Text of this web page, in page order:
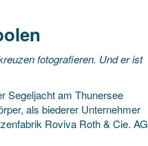
fotografieren. Und er ist
Segeljacht am Thunersee
als biederer Unternehmer
Roviva Roth & Cie. AG